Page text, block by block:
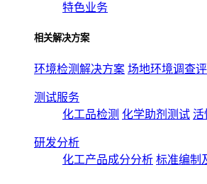
特色业务
相关解决方案
环境检测解决方案 场地环境调查
测试服务
化工品检测 化学助剂测试 活
研发分析
化工产品成分分析 标准编制